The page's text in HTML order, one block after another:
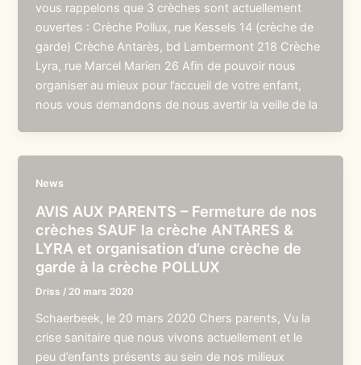
vous rappelons que 3 crèches sont actuellement
ouvertes : Crèche Pollux, rue Kessels 14 (crèche de
garde) Crèche Antarès, bd Lambermont 218 Crèche
Lyra, rue Marcel Marien 26 Afin de pouvoir nous
organiser au mieux pour l’accueil de votre enfant,
nous vous demandons de nous avertir la veille de la
News
AVIS AUX PARENTS – Fermeture de nos
crèches SAUF la crèche ANTARES &
LYRA et organisation d’une crèche de
garde à la crèche POLLUX
Driss / 20 mars 2020
Schaerbeek, le 20 mars 2020 Chers parents, Vu la
crise sanitaire que nous vivons actuellement et le
peu d’enfants présents au sein de nos milieux